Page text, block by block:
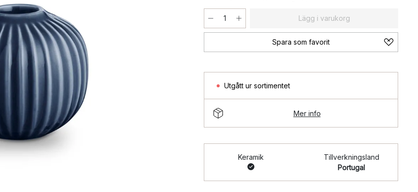
Lägg i varukorg
Spara som favorit
Utgått ur sortimentet
Mer info
Keramik
Tillverkningsland
Portugal